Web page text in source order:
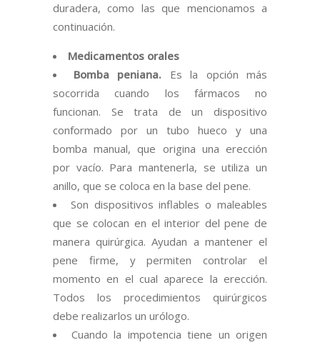
duradera, como las que mencionamos a
continuación.
Medicamentos orales
Bomba peniana. Es la opción más
socorrida cuando los fármacos no
funcionan. Se trata de un dispositivo
conformado por un tubo hueco y una
bomba manual, que origina una erección
por vacío. Para mantenerla, se utiliza un
anillo, que se coloca en la base del pene.
Son dispositivos inflables o maleables
que se colocan en el interior del pene de
manera quirúrgica. Ayudan a mantener el
pene firme, y permiten controlar el
momento en el cual aparece la erección.
Todos los procedimientos quirúrgicos
debe realizarlos un urólogo.
Cuando la impotencia tiene un origen